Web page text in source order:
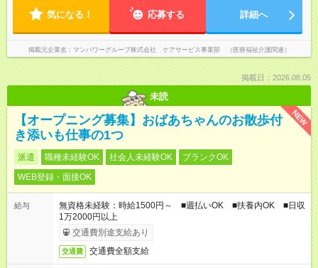
気になる！ 応募する 詳細へ
掲載元企業名 マンパワーグループ株式会社 ケアサービス事業部 （医療福祉介護関連）
掲載日：2026.08.05
未読
NEW
【オープニング募集】おばあちゃんのお散歩付
き添いも仕事の1つ
派遣 職種未経験OK 社会人未経験OK
ブランクOK
WEB登録・面接OK
給与
無資格未経験：時給1500円～ ■週払いOK ■扶養内OK ■日収
1万2000円以上
交通費別途支給あり
交通費 交通費全額支給